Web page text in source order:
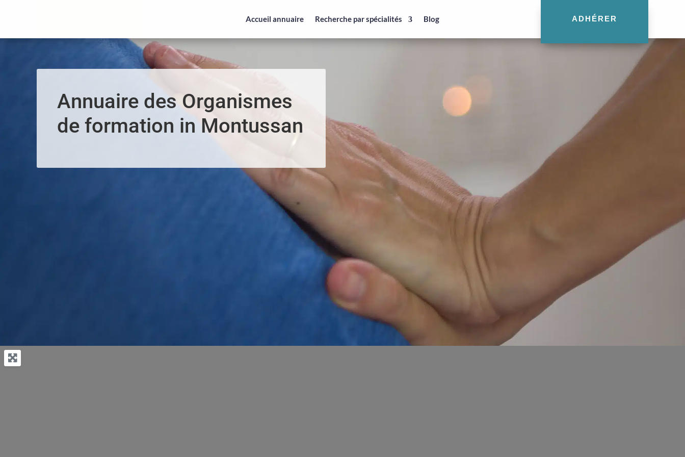
Accueil annuaire Recherche par spécialités Blog ADHÉRER
Annuaire des Organismes
de formation in Montussan